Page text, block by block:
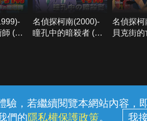
，若繼續閱覽本網站內容，
們的隱私權保護政策。
(日
名偵探柯南(2000)-
瞳孔中的暗殺者 (日
名偵探柯
貝克街
上客服 服務條款 隱私權保護